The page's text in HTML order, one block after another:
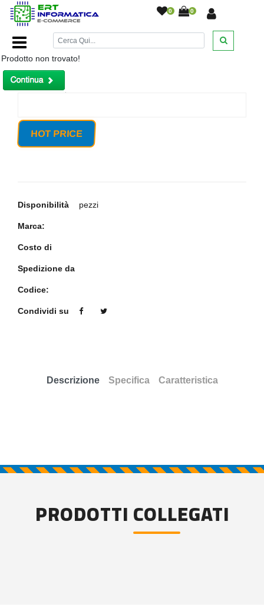
0 0
Home Page/
Prodotto non trovato!
HOT PRICE
Disponibilità pezzi
Marca:
Costo di
Spedizione da
Codice:
Condividi su
Descrizione Specifica Caratteristica
PRODOTTI COLLEGATI